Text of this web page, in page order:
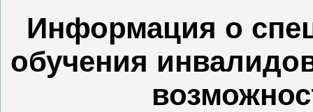
Информация о
обучения